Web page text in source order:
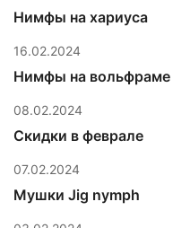
Нимфы на хариуса
16.02.2024
Нимфы на вольфраме
08.02.2024
Скидки в феврале
07.02.2024
Мушки Jig nymph